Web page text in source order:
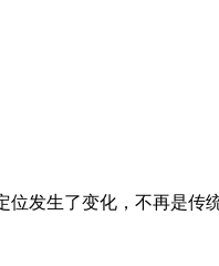
发生了变化，不再是传